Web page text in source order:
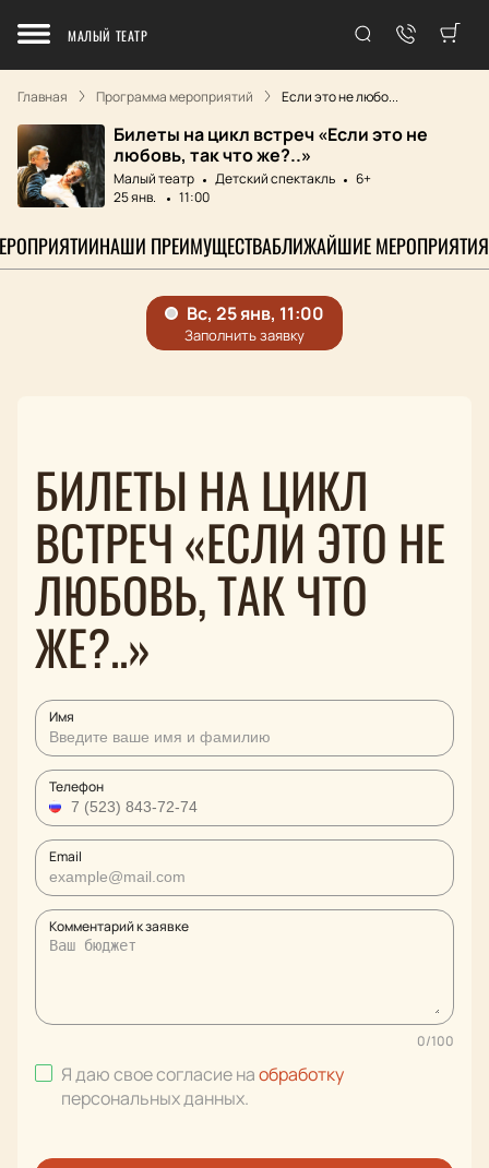
МАЛЫЙ ТЕАТР
Главная Программа мероприятий Если это не любо...
Билеты на цикл встреч «Если это не
любовь, так что же?..»
Малый театр Детский спектакль
6+
25 янв.
11:00
НАШИ ПРЕИМУЩЕСТВАБЛИЖАЙШИЕ МЕРОПРИЯТИЯ
БИЛЕТЫ НА ЦИКЛ
ВСТРЕЧ «ЕСЛИ ЭТО НЕ
ЛЮБОВЬ, ТАК ЧТО
ЖЕ?..»
Имя
Телефон
Email
Комментарий к заявке
0/100
Я даю свое согласие наобработку
персональных данных.